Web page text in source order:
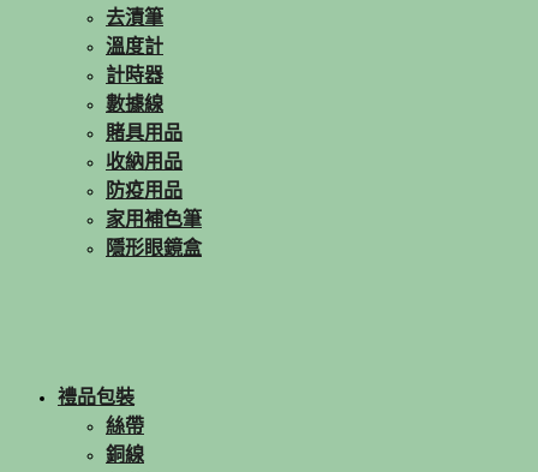
去漬筆
溫度計
計時器
數據線
賭具用品
收納用品
防疫用品
家用補色筆
隱形眼鏡盒
禮品包裝
絲帶
銅線